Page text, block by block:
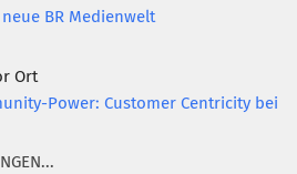
BR Medienwelt
Ort
Power: Customer Centricity bei